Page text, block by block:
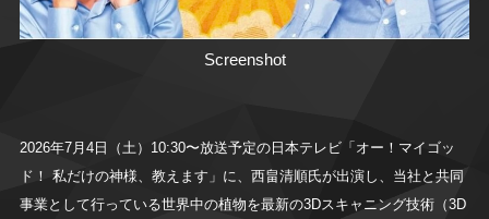
Screenshot
2026年7月4日（土）10:30〜放送予定の日本テレビ「オー！マイゴッ
ド！ 私だけの神様、教えます」に、西畠清順氏が出演し、当社と共同
事業として行っている世界中の植物を最新の3Dスキャニング技術（3D